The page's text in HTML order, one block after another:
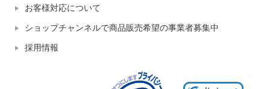
お客様対応について
ショップチャンネルで商品販売希望の事業者募集中
採用情報